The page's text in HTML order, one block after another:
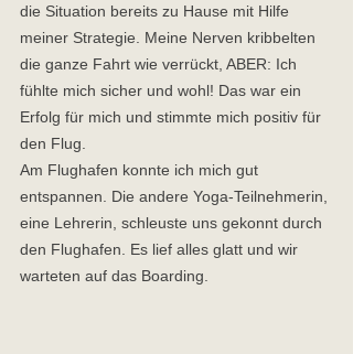
die Situation bereits zu Hause mit Hilfe
meiner Strategie. Meine Nerven kribbelten
die ganze Fahrt wie verrückt, ABER: Ich
fühlte mich sicher und wohl! Das war ein
Erfolg für mich und stimmte mich positiv für
den Flug.
Am Flughafen konnte ich mich gut
entspannen. Die andere Yoga-Teilnehmerin,
eine Lehrerin, schleuste uns gekonnt durch
den Flughafen. Es lief alles glatt und wir
warteten auf das Boarding.